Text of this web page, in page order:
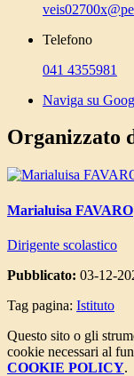
Telefono
041 4355981
Naviga su
Organizzato
Marialuisa FAVARO
Dirigente scolastico
Pubblicato: 03-12-
Tag pagina: Istituto
Questo sito o gli
cookie necessari al
COOKIE POLICY.